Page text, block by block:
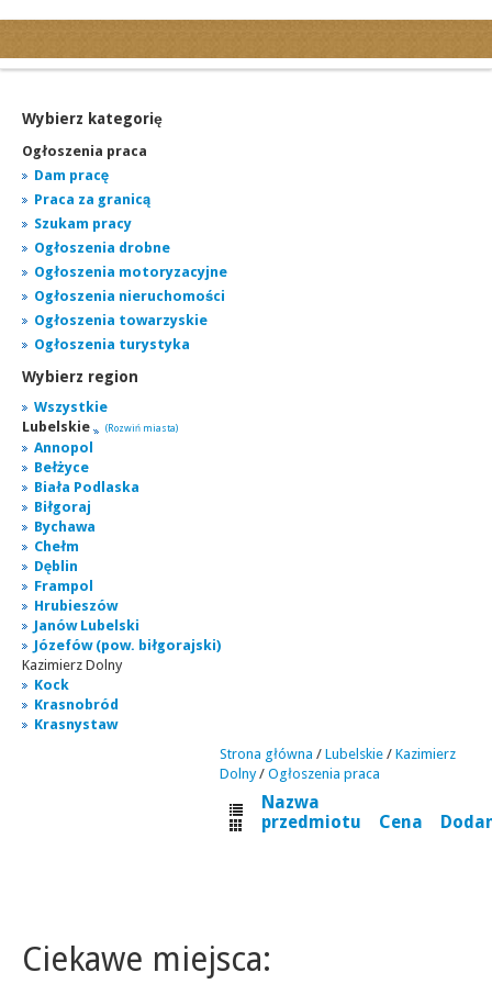
Ogłoszenia motoryzacyjne
Ogłoszenia nieruchomości
Ogłoszenia praca
Ogłoszenia turystyka
Ogłoszenia towarzyskie
Regiony
miasta...
Wybierz kategorię
Ogłoszenia praca
Dam pracę
Praca za granicą
Szukam pracy
Ogłoszenia drobne
Ogłoszenia motoryzacyjne
Ogłoszenia nieruchomości
Ogłoszenia towarzyskie
Ogłoszenia turystyka
Wybierz region
Wszystkie
Lubelskie
(Rozwiń miasta)
Annopol
Bełżyce
Biała Podlaska
Biłgoraj
Bychawa
Chełm
Dęblin
Frampol
Hrubieszów
Janów Lubelski
Józefów (pow. biłgorajski)
Kazimierz Dolny
Kock
Krasnobród
Krasnystaw
Strona główna / Lubelskie / Kazimierz
Dolny / Ogłoszenia praca
Nazwa
przedmiotu
Cena
Ciekawe miejsca: